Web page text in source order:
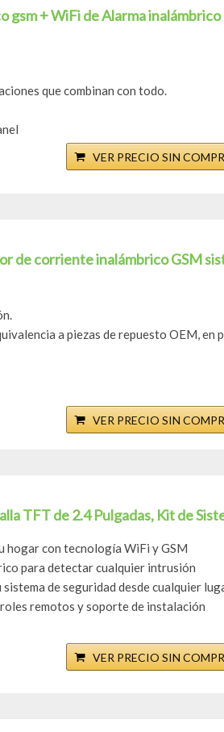
gsm + WiFi de Alarma inalámbrico
que combinan con todo.
VER PRECIO SIN
de corriente inalámbrico GSM
a piezas de repuesto OEM, en
VER PRECIO SIN
TFT de 2.4 Pulgadas, Kit de
hogar con tecnología WiFi y GSM
para detectar cualquier intrusión
de seguridad desde cualquier
remotos y soporte de instalación
VER PRECIO SIN